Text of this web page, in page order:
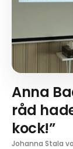
Anna
råd
kock!”
Johanna Stala